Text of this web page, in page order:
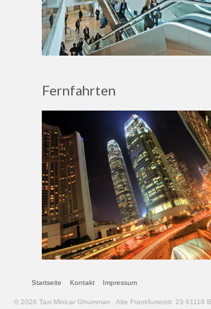
Fernfahrten
Startseite Kontakt Impressum
© 2026 Taxi Minicar Ghumman , Alte Frankfurterstr. 23 61118